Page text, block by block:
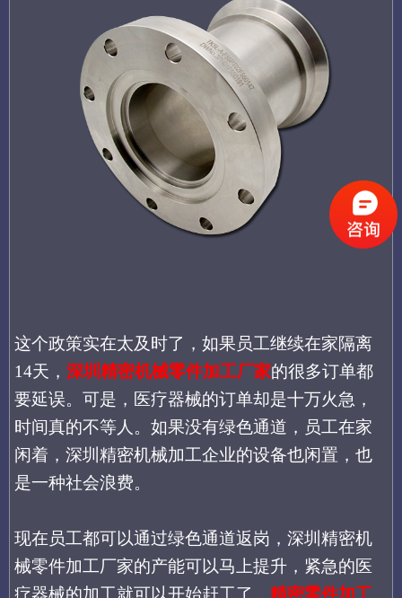
这个政策实在太及时了，如果员工继续在家隔离
14天， 深圳精密机械零件加工厂家的很多订单都
要延误。可是，医疗器械的订单却是十万火急，
时间真的不等人。如果没有绿色通道，员工在家
闲着，深圳精密机械加工企业的设备也闲置，也
是一种社会浪费。
现在员工都可以通过绿色通道返岗，深圳精密机
械零件加工厂家的产能可以马上提升，紧急的医
疗器械的加工就可以开始赶工了。 精密零件加工